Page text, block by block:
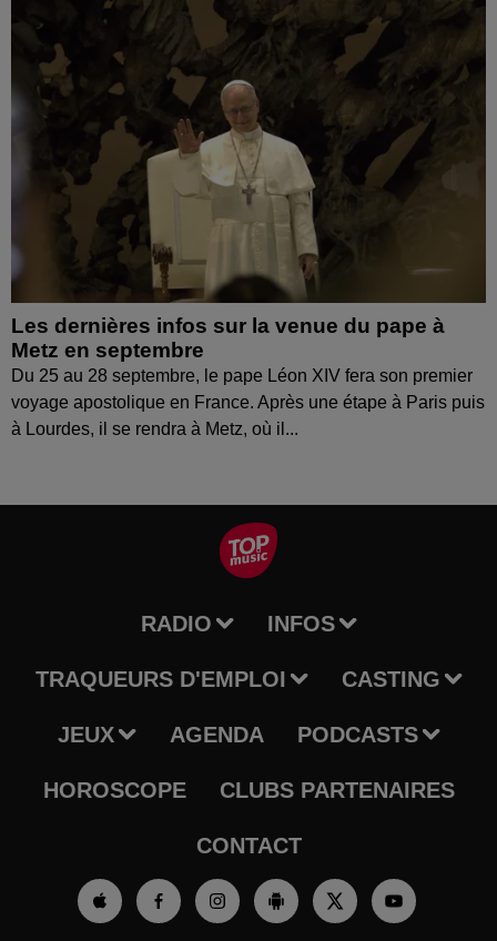
Les dernières infos sur la venue du pape à
Metz en septembre
Du 25 au 28 septembre, le pape Léon XIV fera son premier
voyage apostolique en France. Après une étape à Paris puis
à Lourdes, il se rendra à Metz, où il...
RADIO INFOS
TRAQUEURS D'EMPLOI CASTING
JEUX AGENDA PODCASTS
HOROSCOPE CLUBS PARTENAIRES
CONTACT